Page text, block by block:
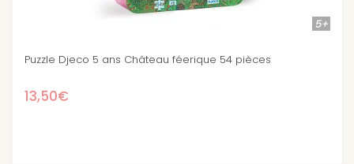
pièces Puzzle Djeco 5 ans Le bateau de